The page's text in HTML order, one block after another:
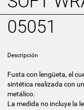
05051
Descripción
Fusta con lengüeta, el
sintética realizada con
metálico.
La medida no incluye la